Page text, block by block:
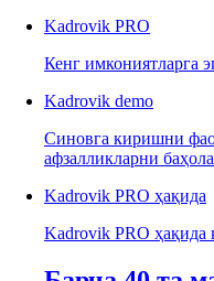
Kadrovik PRO
Кенг имкониятларга
Kadrovik demo
Синовга киришни
афзалликларни
Kadrovik PRO ҳақида
Kadrovik PRO ҳақида